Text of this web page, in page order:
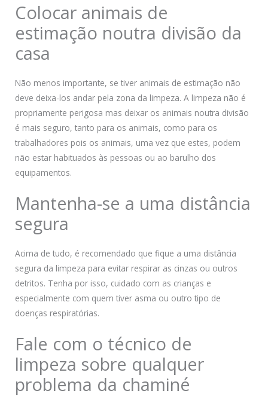
Colocar animais de
estimação noutra divisão da
casa
Não menos importante, se tiver animais de estimação não
deve deixa-los andar pela zona da limpeza. A limpeza não é
propriamente perigosa mas deixar os animais noutra divisão
é mais seguro, tanto para os animais, como para os
trabalhadores pois os animais, uma vez que estes, podem
não estar habituados às pessoas ou ao barulho dos
equipamentos.
Mantenha-se a uma distância
segura
Acima de tudo, é recomendado que fique a uma distância
segura da limpeza para evitar respirar as cinzas ou outros
detritos. Tenha por isso, cuidado com as crianças e
especialmente com quem tiver asma ou outro tipo de
doenças respiratórias.
Fale com o técnico de
limpeza sobre qualquer
problema da chaminé